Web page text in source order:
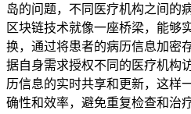
岛的问题，不同医疗机构之间的
区块链技术就像一座桥梁，能够
换，通过将患者的病历信息加密
据自身需求授权不同的医疗机构
历信息的实时共享和更新，这样
确性和效率，避免重复检查和治